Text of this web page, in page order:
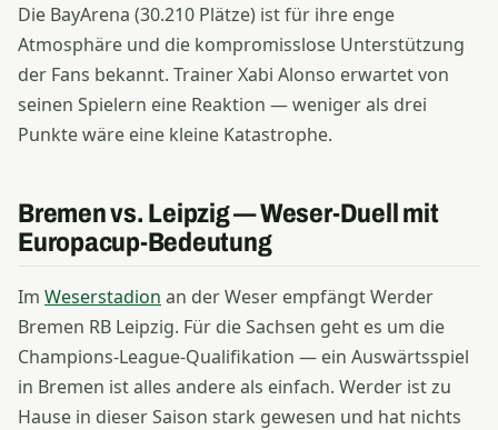
Die BayArena (30.210 Plätze) ist für ihre enge
Atmosphäre und die kompromisslose Unterstützung
der Fans bekannt. Trainer Xabi Alonso erwartet von
seinen Spielern eine Reaktion — weniger als drei
Punkte wäre eine kleine Katastrophe.
Bremen vs. Leipzig — Weser-Duell mit
Europacup-Bedeutung
Im Weserstadion an der Weser empfängt Werder
Bremen RB Leipzig. Für die Sachsen geht es um die
Champions-League-Qualifikation — ein Auswärtsspiel
in Bremen ist alles andere als einfach. Werder ist zu
Hause in dieser Saison stark gewesen und hat nichts